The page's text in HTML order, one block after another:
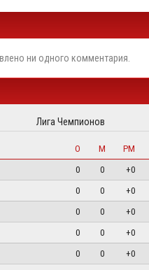
ни одного комментария.
Лига Чемпионов
О М
РМ
0 0
+0
0 0
+0
0 0
+0
0 0
+0
0 0 +0